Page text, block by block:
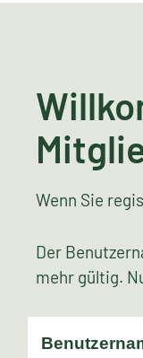
Wenn Sie
Der
mehr gültig.